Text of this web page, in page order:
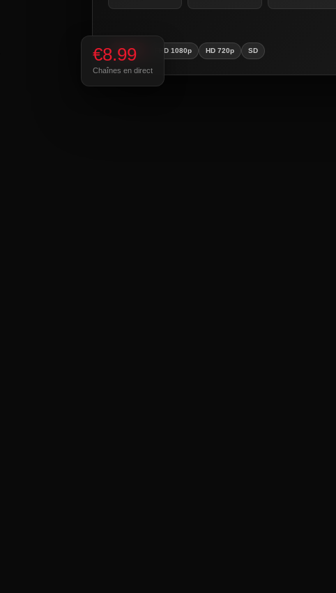
4K UHD FHD 1080p HD 720p SD
€8.99
Chaînes en direct